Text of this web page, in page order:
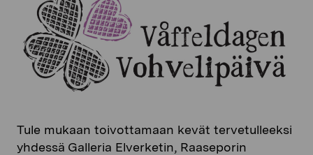
Tule mukaan toivottamaan kevät tervetulleeksi
yhdessä Galleria Elverketin, Raaseporin